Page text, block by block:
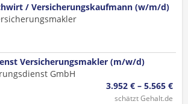
/ Versicherungskaufmann (w/m/d)
Versicherungsmakler (m/w/d)
GmbH
3.952 € – 5.565 €
schätzt Gehalt.de